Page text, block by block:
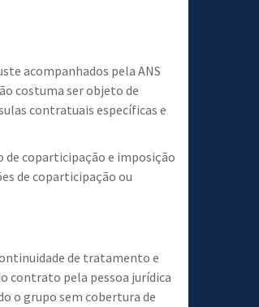
acompanhados pela ANS
costuma ser objeto de
contratuais específicas e
de coparticipação e imposição
de coparticipação ou
de tratamento e
contrato pela pessoa jurídica
o grupo sem cobertura de